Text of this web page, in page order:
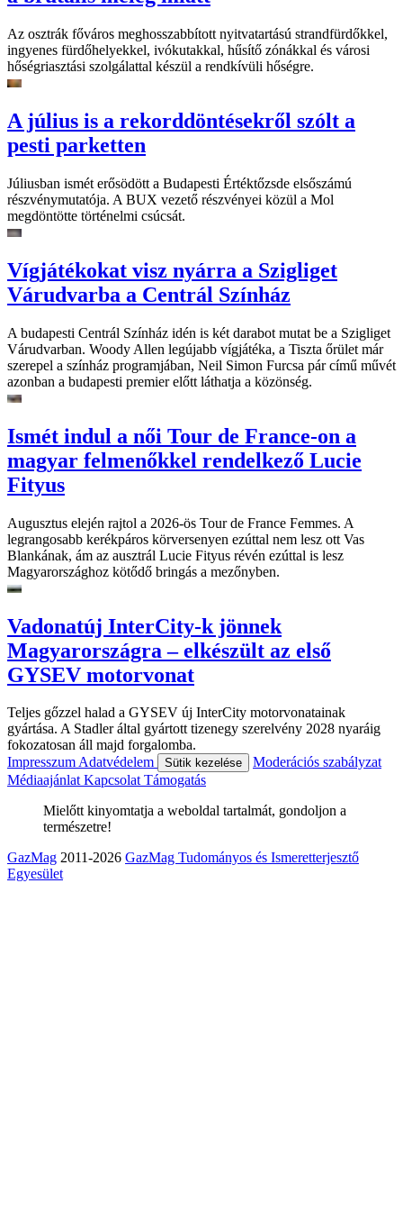
Az osztrák főváros meghosszabbított nyitvatartású strandfürdőkkel,
ingyenes fürdőhelyekkel, ivókutakkal, hűsítő zónákkal és városi
hőségriasztási szolgálattal készül a rendkívüli hőségre.
A július is a rekorddöntésekről szólt a
pesti parketten
Júliusban ismét erősödött a Budapesti Értéktőzsde elsőszámú
részvénymutatója. A BUX vezető részvényei közül a Mol
megdöntötte történelmi csúcsát.
Vígjátékokat visz nyárra a Szigliget
Várudvarba a Centrál Színház
A budapesti Centrál Színház idén is két darabot mutat be a Szigliget
Várudvarban. Woody Allen legújabb vígjátéka, a Tiszta őrület már
szerepel a színház programjában, Neil Simon Furcsa pár című művét
azonban a budapesti premier előtt láthatja a közönség.
Ismét indul a női Tour de France-on a
magyar felmenőkkel rendelkező Lucie
Fityus
Augusztus elején rajtol a 2026-ös Tour de France Femmes. A
legrangosabb kerékpáros körversenyen ezúttal nem lesz ott Vas
Blankának, ám az ausztrál Lucie Fityus révén ezúttal is lesz
Magyarországhoz kötődő bringás a mezőnyben.
Vadonatúj InterCity-k jönnek
Magyarországra – elkészült az első
GYSEV motorvonat
Teljes gőzzel halad a GYSEV új InterCity motorvonatainak
gyártása. A Stadler által gyártott tizenegy szerelvény 2028 nyaráig
fokozatosan áll majd forgalomba.
ImpresszumAdatvédelem Sütik kezelése
Moderációs szabályzat
MédiaajánlatKapcsolatTámogatás
Mielőtt kinyomtatja a weboldal tartalmát, gondoljon a
természetre!
GazMag 2011-2026 GazMag Tudományos és Ismeretterjesztő
Egyesület